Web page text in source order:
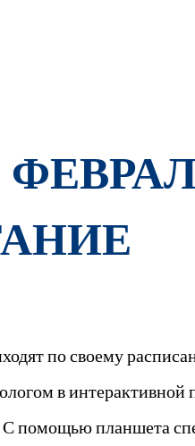
по своему
в интерактивной
С помощью планшета